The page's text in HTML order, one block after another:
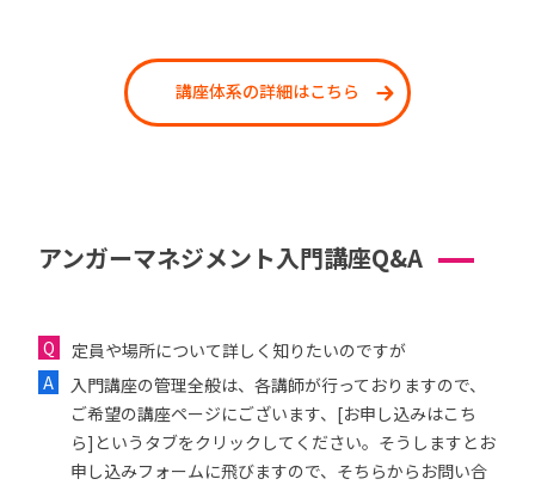
講座体系の詳細はこちら
アンガーマネジメント入門講座Q&A
定員や場所について詳しく知りたいのですが
入門講座の管理全般は、各講師が行っておりますので、
ご希望の講座ページにございます、[お申し込みはこち
ら]というタブをクリックしてください。そうしますとお
申し込みフォームに飛びますので、そちらからお問い合